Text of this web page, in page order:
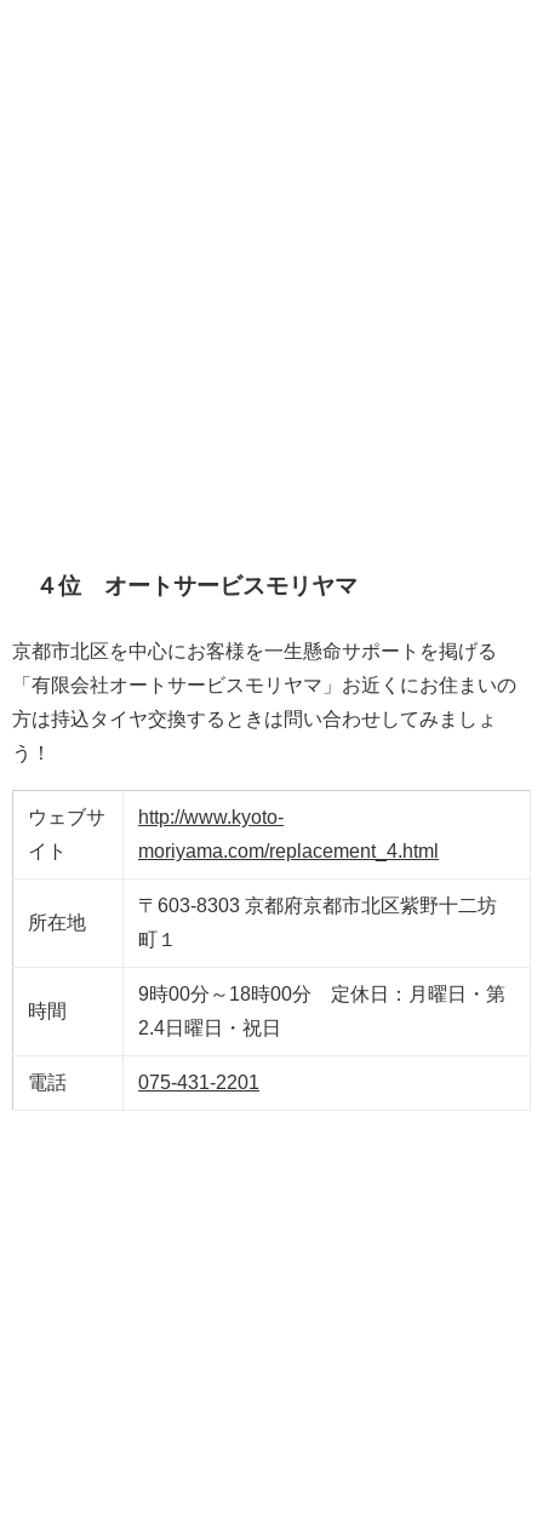
４位 オートサービスモリヤマ
京都市北区を中心にお客様を一生懸命サポートを掲げる
「有限会社オートサービスモリヤマ」お近くにお住まいの
方は持込タイヤ交換するときは問い合わせしてみましょ
う！
ウェブサ
イト
http://www.kyoto-
moriyama.com/replacement_4.html
所在地
〒603-8303 京都府京都市北区紫野十二坊
町１
時間
9時00分～18時00分 定休日：月曜日・第
2.4日曜日・祝日
電話 075-431-2201